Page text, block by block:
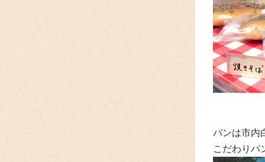
パンは市内
こだわりパ